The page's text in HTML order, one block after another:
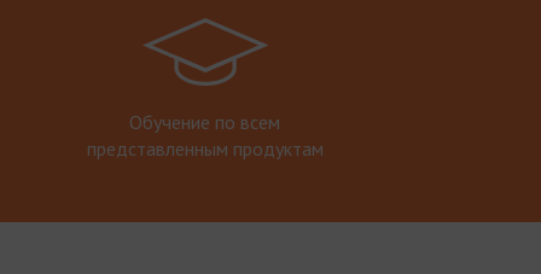
Обучение по всем
представленным продуктам